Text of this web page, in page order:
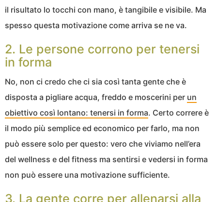
il risultato lo tocchi con mano, è tangibile e visibile. Ma
spesso questa motivazione come arriva se ne va.
2. Le persone corrono per tenersi
in forma
No, non ci credo che ci sia così tanta gente che è
disposta a pigliare acqua, freddo e moscerini per un
obiettivo così lontano: tenersi in forma. Certo correre è
il modo più semplice ed economico per farlo, ma non
può essere solo per questo: vero che viviamo nell’era
del wellness e del fitness ma sentirsi e vedersi in forma
non può essere una motivazione sufficiente.
3. La gente corre per allenarsi alla